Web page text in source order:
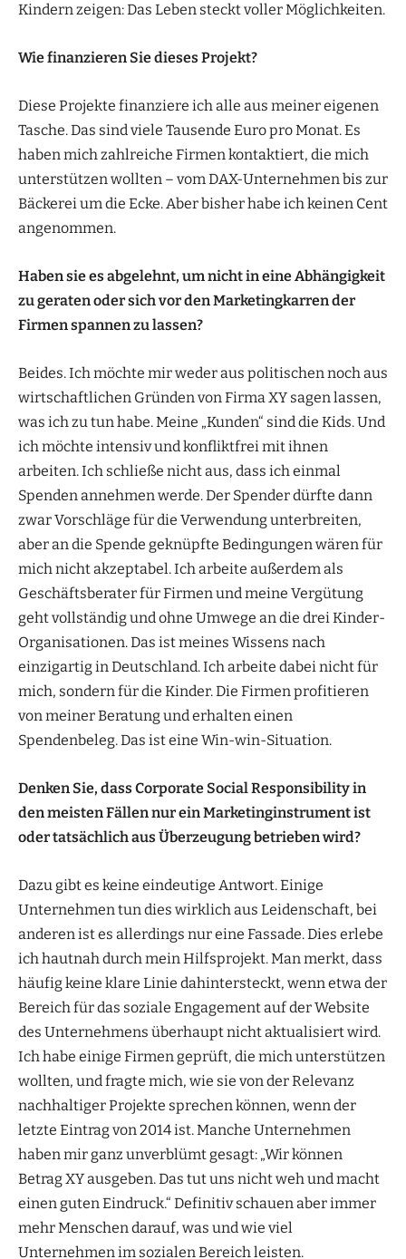
Kindern zeigen: Das Leben steckt voller Möglichkeiten.
Wie finanzieren Sie dieses Projekt?
Diese Projekte finanziere ich alle aus meiner eigenen
Tasche. Das sind viele Tausende Euro pro Monat. Es
haben mich zahlreiche Firmen kontaktiert, die mich
unterstützen wollten – vom DAX-Unternehmen bis zur
Bäckerei um die Ecke. Aber bisher habe ich keinen Cent
angenommen.
Haben sie es abgelehnt, um nicht in eine Abhängigkeit
zu geraten oder sich vor den Marketingkarren der
Firmen spannen zu lassen?
Beides. Ich möchte mir weder aus politischen noch aus
wirtschaftlichen Gründen von Firma XY sagen lassen,
was ich zu tun habe. Meine „Kunden“ sind die Kids. Und
ich möchte intensiv und konfliktfrei mit ihnen
arbeiten. Ich schließe nicht aus, dass ich einmal
Spenden annehmen werde. Der Spender dürfte dann
zwar Vorschläge für die Verwendung unterbreiten,
aber an die Spende geknüpfte Bedingungen wären für
mich nicht akzeptabel. Ich arbeite außerdem als
Geschäftsberater für Firmen und meine Vergütung
geht vollständig und ohne Umwege an die drei Kinder-
Organisationen. Das ist meines Wissens nach
einzigartig in Deutschland. Ich arbeite dabei nicht für
mich, sondern für die Kinder. Die Firmen profitieren
von meiner Beratung und erhalten einen
Spendenbeleg. Das ist eine Win-win-Situation.
Denken Sie, dass Corporate Social Responsibility in
den meisten Fällen nur ein Marketinginstrument ist
oder tatsächlich aus Überzeugung betrieben wird?
Dazu gibt es keine eindeutige Antwort. Einige
Unternehmen tun dies wirklich aus Leidenschaft, bei
anderen ist es allerdings nur eine Fassade. Dies erlebe
ich hautnah durch mein Hilfsprojekt. Man merkt, dass
häufig keine klare Linie dahintersteckt, wenn etwa der
Bereich für das soziale Engagement auf der Website
des Unternehmens überhaupt nicht aktualisiert wird.
Ich habe einige Firmen geprüft, die mich unterstützen
wollten, und fragte mich, wie sie von der Relevanz
nachhaltiger Projekte sprechen können, wenn der
letzte Eintrag von 2014 ist. Manche Unternehmen
haben mir ganz unverblümt gesagt: „Wir können
Betrag XY ausgeben. Das tut uns nicht weh und macht
einen guten Eindruck.“ Definitiv schauen aber immer
mehr Menschen darauf, was und wie viel
Unternehmen im sozialen Bereich leisten.